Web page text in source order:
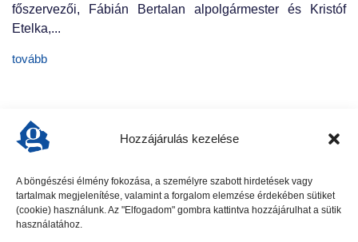
Hozzájárulás kezelése
A böngészési élmény fokozása, a személyre szabott hirdetések vagy
tartalmak megjelenítése, valamint a forgalom elemzése érdekében sütiket
(cookie) használunk. Az "Elfogadom" gombra kattintva hozzájárulhat a sütik
használatához.
főszervezői, Fábián Bertalan alpolgármester és Kristóf
Etelka,...
tovább
előző cikk következő cikk